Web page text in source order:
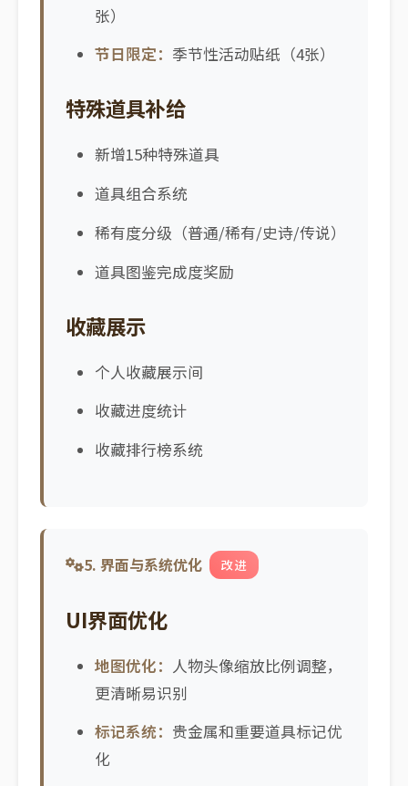
张）
节日限定： 季节性活动贴纸（4张）
特殊道具补给
新增15种特殊道具
道具组合系统
稀有度分级（普通/稀有/史诗/传说）
道具图鉴完成度奖励
收藏展示
个人收藏展示间
收藏进度统计
收藏排行榜系统
5. 界面与系统优化 改进
UI界面优化
地图优化： 人物头像缩放比例调整，
更清晰易识别
标记系统： 贵金属和重要道具标记优
化